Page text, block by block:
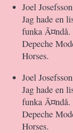
Joel
Jag hade en
funka
Depeche
Horses.
Joel
Jag hade en
funka
Depeche
Horses.